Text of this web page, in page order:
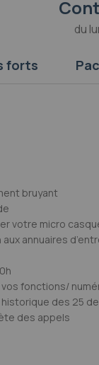
du
forts
bruyant
votre micro
annuaires
fonctions/
des 25
des appels